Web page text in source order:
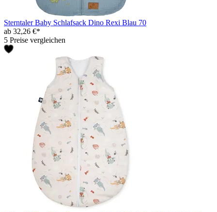
Sterntaler Baby Schlafsack Dino Rexi Blau 70
ab 32,26 €*
5 Preise vergleichen